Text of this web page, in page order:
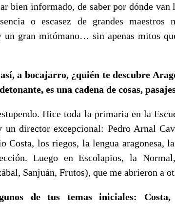
bien informado, de saber por dónde
o escasez de grandes maestros
gran mitómano… sin apenas mitos
a bocajarro, ¿quién te descubre
es una cadena de cosas,
Hice toda la primaria en la
un director excepcional: Pedro Arnal
Costa, los riegos, la lengua aragonesa,
Luego en Escolapios, la
Sanjuán, Frutos), que me abrieron a
de tus temas iniciales: